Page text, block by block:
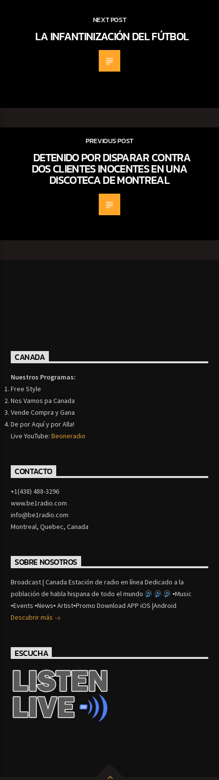
NEXT POST
LA INFANTINIZACIÓN DEL FÚTBOL
PREVIOUS POST
DETENIDO POR DISPARAR CONTRA
DOS CLIENTES INOCENTES EN UNA
DISCOTECA DE MONTREAL
CANADA
Nuestros Programas:
Free Style
Nos Vamos pa Canada
Vende Compra y Gana
De por Aquí y por Alla!
Live YouTube:Beoneradio
CONTACTO
+1(438) 488-3296
www.be1radio.com
info@be1radio.com
Montreal, Quebec, Canada
SOBRE NOSOTROS
Broadcast | Canada Estación de radio en línea Dedicado a la
población de habla hispana de todo el mundo
▪Music
▪Events ▪News▪ Artist▪Promo Download APP iOS |Android
Descubrir más
ESCUCHA